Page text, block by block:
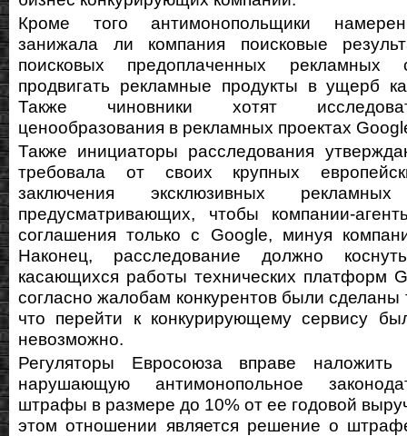
Кроме того антимонопольщики
занижала ли компания поисковые
поисковых предоплаченных рекламных
продвигать рекламные продукты в ущерб
Также чиновники хотят
ценообразования в рекламных проектах
Также инициаторы расследования
требовала от своих крупных
заключения эксклюзивных рекламных
предусматривающих, чтобы компании-
соглашения только с Google, минуя
Наконец, расследование должно
касающихся работы технических платформ
согласно жалобам конкурентов были сделаны
что перейти к конкурирующему сервису
невозможно.
Регуляторы Евросоюза вправе
нарушающую антимонопольное
штрафы в размере до 10% от ее годовой
этом отношении является решение о